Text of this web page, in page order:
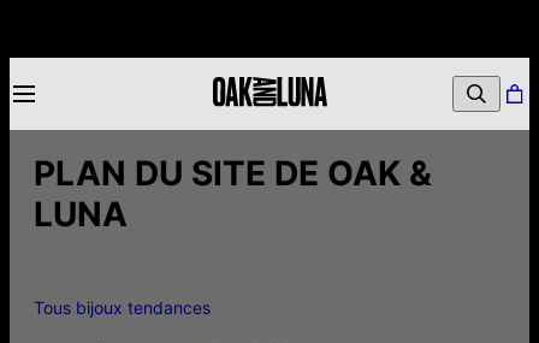
PLAN DU SITE DE OAK &
LUNA
Tous bijoux tendances